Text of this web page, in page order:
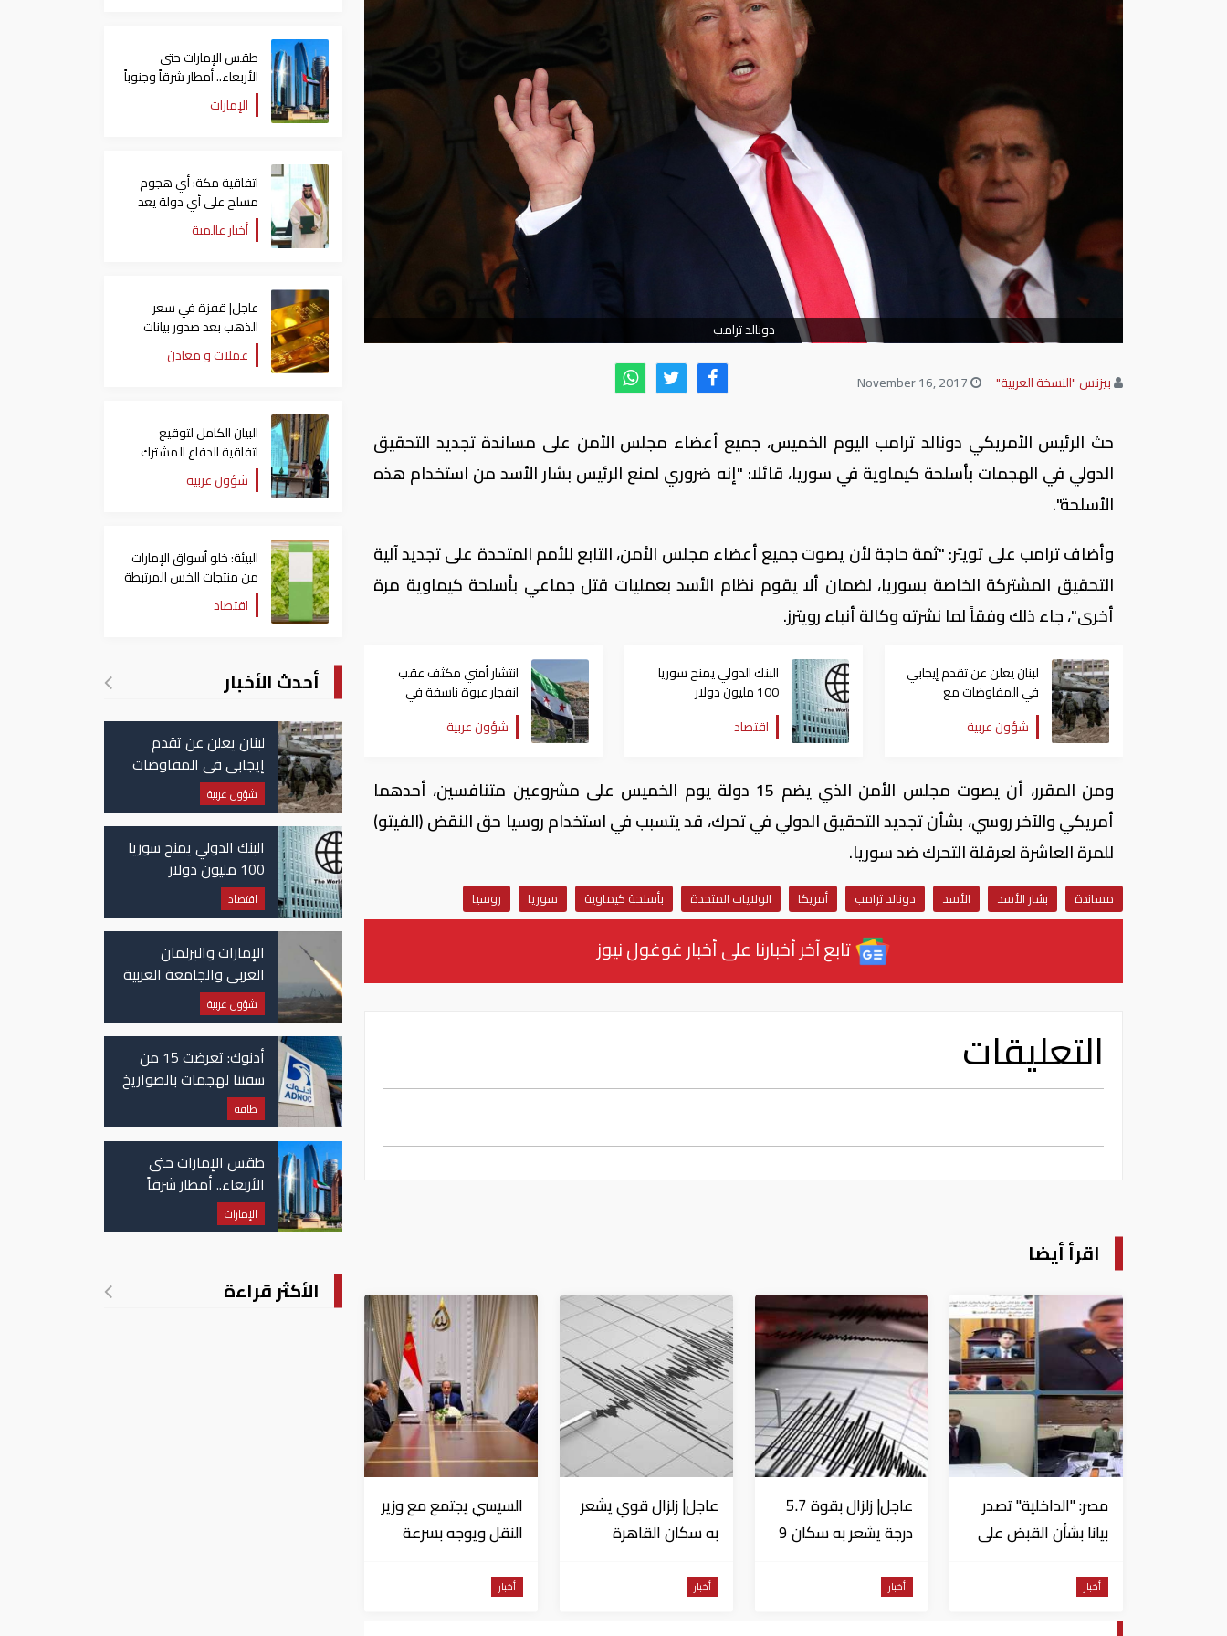
دونالد ترامب
بيزنس "النسخة العربية"
حث الرئيس الأمريكي دونالد ترامب اليوم الخميس، جميع أعضاء مجلس الأمن على مساندة تجديد التحقيق
الدولي في الهجمات بأسلحة كيماوية في سوريا، قائلا: "إنه ضروري لمنع الرئيس بشار الأسد من استخدام هذه
الأسلحة".
وأضاف ترامب على تويتر: "ثمة حاجة لأن يصوت جميع أعضاء مجلس الأمن، التابع للأمم المتحدة على تجديد آلية
التحقيق المشتركة الخاصة بسوريا، لضمان ألا يقوم نظام الأسد بعمليات قتل جماعي بأسلحة كيماوية مرة
أخرى"، جاء ذلك وفقاً لما نشرته وكالة أنباء رويترز.
لبنان يعلن عن تقدم إيجابي
في المفاوضات مع
إسرائيل.. وأمريكا تضغط
لوقف النار في غزة
شؤون عربية
البنك الدولي يمنح سوريا
100 مليون دولار
اقتصاد
انتشار أمني مكثف عقب
انفجار عبوة ناسفة في
حافلة ركاب في سوريا
شؤون عربية
ومن المقرر، أن يصوت مجلس الأمن الذي يضم 15 دولة يوم الخميس على مشروعين متنافسين، أحدهما
أمريكي والآخر روسي، بشأن تجديد التحقيق الدولي في تحرك، قد يتسبب في استخدام روسيا حق النقض (الفيتو)
للمرة العاشرة لعرقلة التحرك ضد سوريا.
مساندة بشار الأسد الأسد دونالد ترامب أمريكا الولايات المتحدة بأسلحة كيماوية سوريا روسيا
تابع آخر أخبارنا على أخبار غوغول نيوز
التعليقات
اقرأ أيضا
مصر: "الداخلية" تصدر
بيانا بشأن القبض على
للاستيلاء على
أخبار
عاجل| زلزال بقوة 5.7
درجة يشعر به سكان 9
من السويس
أخبار
عاجل| زلزال قوي يشعر
به سكان القاهرة
أخبار
السيسي يجتمع مع وزير
النقل ويوجه بسرعة
المشروعات الجاري
أخبار
طقس الإمارات حتى
الأربعاء.. أمطار شرقاً وجنوباً
وانخفاض تدريجي للحرارة
الإمارات
اتفاقية مكة: أي هجوم
مسلح على أي دولة يعد
هجوما على الدول الثلاث
جميعا
أخبار عالمية
عاجل| قفزة في سعر
الذهب بعد صدور بيانات
الوظائف الأمريكية
عملات و معادن
البيان الكامل لتوقيع
اتفاقية الدفاع المشترك
بين السعودية وتركيا
وباكستان
شؤون عربية
البيئة: خلو أسواق الإمارات
من منتجات الخس المرتبطة
بتفشي داء السيكلوسبورا
اقتصاد
أحدث الأخبار
لبنان يعلن عن تقدم
إيجابي في المفاوضات
مع إسرائيل.. وأمريكا
تضغط لوقف النار في
غزة
شؤون عربية
البنك الدولي يمنح سوريا
100 مليون دولار
اقتصاد
الإمارات والبرلمان
العربي والجامعة العربية
يدينون الهجوم الحوثي
على نجران بالسعودية
شؤون عربية
أدنوك: تعرضت 15 من
سفننا لهجمات بالصواريخ
والطائرات المسيّرة منذ
بداية النزاع
طاقة
طقس الإمارات حتى
الأربعاء.. أمطار شرقاً
وجنوباً وانخفاض
تدريجي للحرارة
الإمارات
الأكثر قراءة